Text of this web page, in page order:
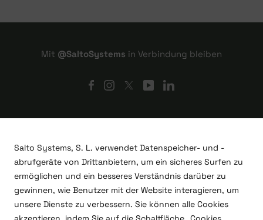
Mit @SaltoSystems in Verbindung bleiben
Salto Systems, S. L. verwendet Datenspeicher- und -
abrufgeräte von Drittanbietern, um ein sicheres Surfen zu
ermöglichen und ein besseres Verständnis darüber zu
gewinnen, wie Benutzer mit der Website interagieren, um
unsere Dienste zu verbessern. Sie können alle Cookies